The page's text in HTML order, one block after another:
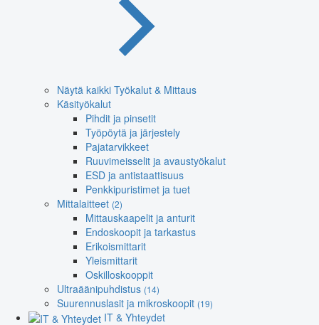
Näytä kaikki Työkalut & Mittaus
Käsityökalut
Pihdit ja pinsetit
Työpöytä ja järjestely
Pajatarvikkeet
Ruuvimeisselit ja avaustyökalut
ESD ja antistaattisuus
Penkkipuristimet ja tuet
Mittalaitteet (2)
Mittauskaapelit ja anturit
Endoskoopit ja tarkastus
Erikoismittarit
Yleismittarit
Oskilloskooppit
Ultraäänipuhdistus (14)
Suurennuslasit ja mikroskoopit (19)
IT & Yhteydet